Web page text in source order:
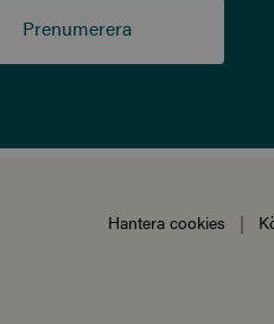
Prenumerera
Hantera cookies |